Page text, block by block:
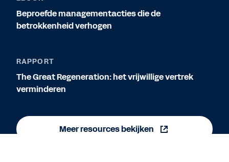
Beproefde managementacties die de
betrokkenheid verhogen
RAPPORT
The Great Regeneration: het vrijwillige vertrek
verminderen
Meer resources bekijken